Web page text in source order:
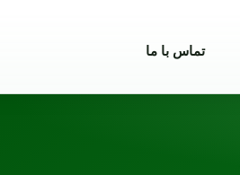
تماس با ما